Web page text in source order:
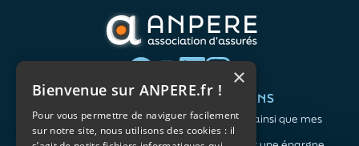
QUI SOMMES-NOUS ?
L'association
Notre organisation
VOS BESOINS
Me protéger ainsi que mes
proches
×
Bienvenue sur ANPERE.fr !
Pour vous permettre de naviguer facilement
sur notre site, nous utilisons des cookies : il